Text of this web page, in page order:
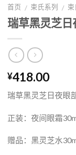
首页 / 束氏系列 / 束
瑞草黑灵芝
¥418.00
瑞草黑灵芝日夜眼
正装：夜间眼霜
赠品：黑灵芝水